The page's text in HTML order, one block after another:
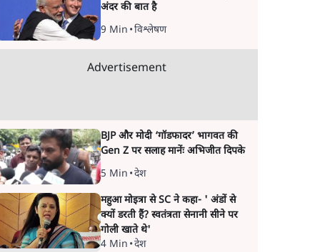
अंदर की बात है
9 Min •विश्लेषण
Advertisement
BJP और मोदी ‘गॉडफादर’ भागवत की
Gen Z पर सलाह मानेंः अभिजीत दिपके
5 Min •देश
महुआ मोइत्रा से SC ने कहा- ' अंडों से
क्यों डरती हैं? स्वतंत्रता सेनानी सीने पर
गोली खाते थे'
4 Min •देश